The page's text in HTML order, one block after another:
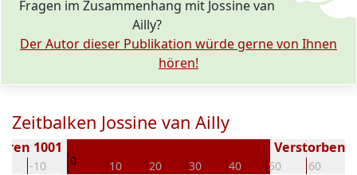
Fragen im Zusammenhang mit Jossine van
Ailly?
Der Autor dieser Publikation würde gerne von Ihnen
hören!
Zeitbalken Jossine van Ailly
-10 0 10 20 30 40 50 60
1001 Verstorben (